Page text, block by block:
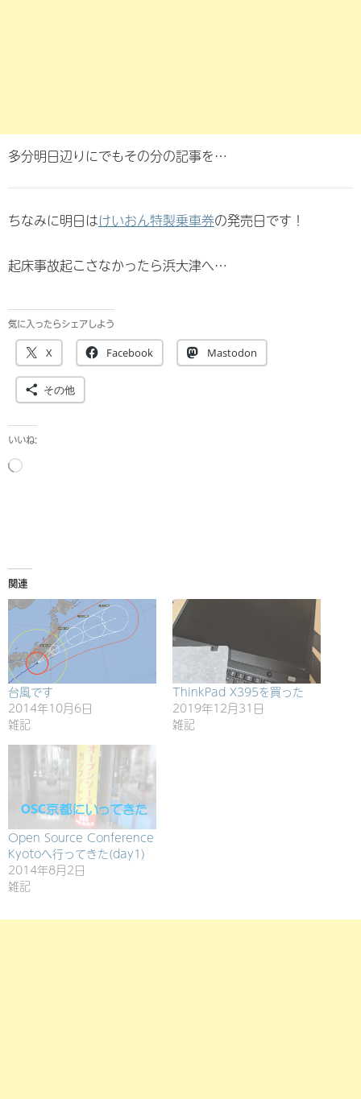
多分明日辺りにでもその分の記事を…
ちなみに明日はけいおん特製乗車券の発売日です！
起床事故起こさなかったら浜大津へ…
気に入ったらシェアしよう
X Facebook Mastodon
その他
いいね:
読
関連
台風です
2014年10月6日
雑記
ThinkPad X395を買った
2019年12月31日
雑記
Open Source Conference
Kyotoへ行ってきた(day1)
2014年8月2日
雑記